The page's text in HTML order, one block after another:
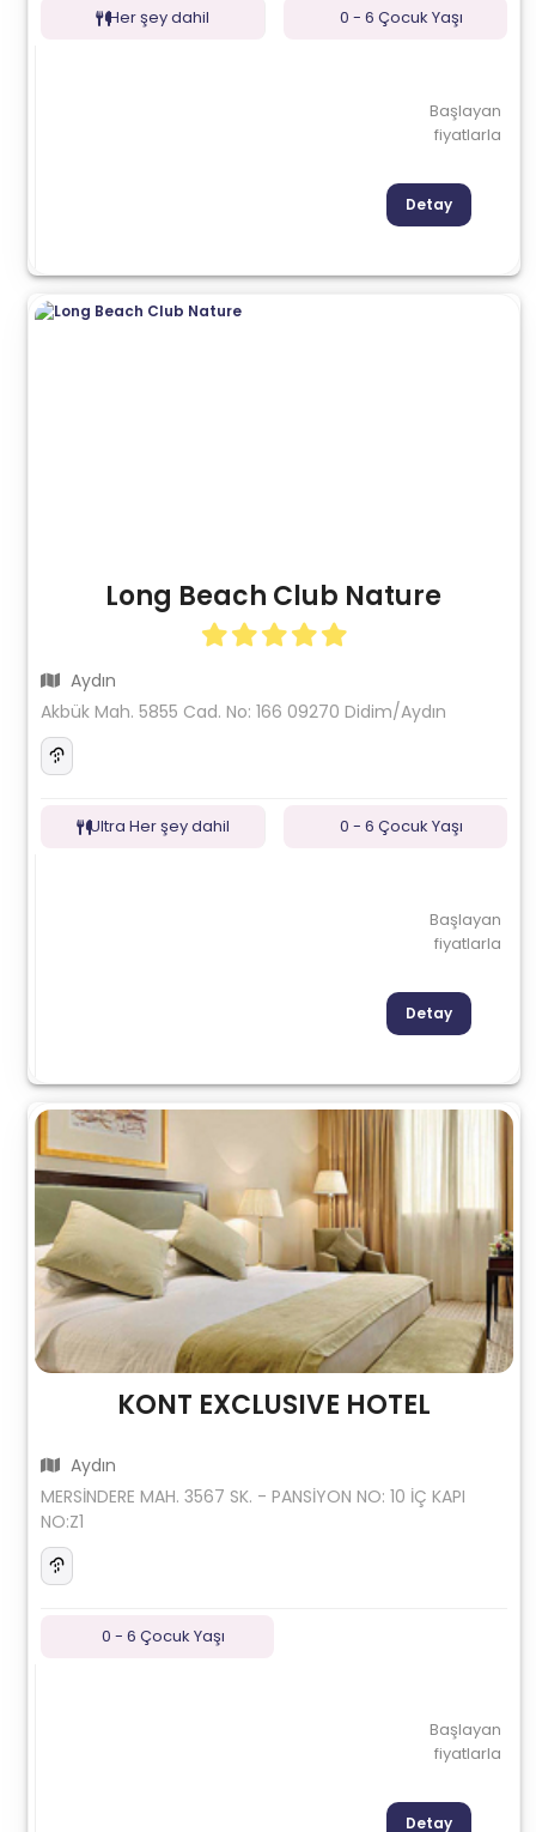
Her şey dahil 0 - 6 Çocuk Yaşı
Başlayan
fiyatlarla
Detay
Long Beach Club Nature
Aydın
Akbük Mah. 5855 Cad. No: 166 09270 Didim/Aydın
Ultra Her şey dahil 0 - 6 Çocuk Yaşı
Başlayan
fiyatlarla
Detay
KONT EXCLUSIVE HOTEL
Aydın
MERSİNDERE MAH. 3567 SK. - PANSİYON NO: 10 İÇ KAPI
NO:Z1
0 - 6 Çocuk Yaşı
Başlayan
fiyatlarla
Detay